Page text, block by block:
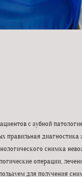
с зубной
правильная диагностика
снимка
операции,
для получения